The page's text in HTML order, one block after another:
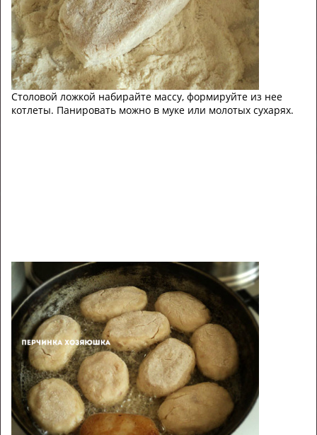
Столовой ложкой набирайте массу, формируйте из нее
котлеты. Панировать можно в муке или молотых сухарях.